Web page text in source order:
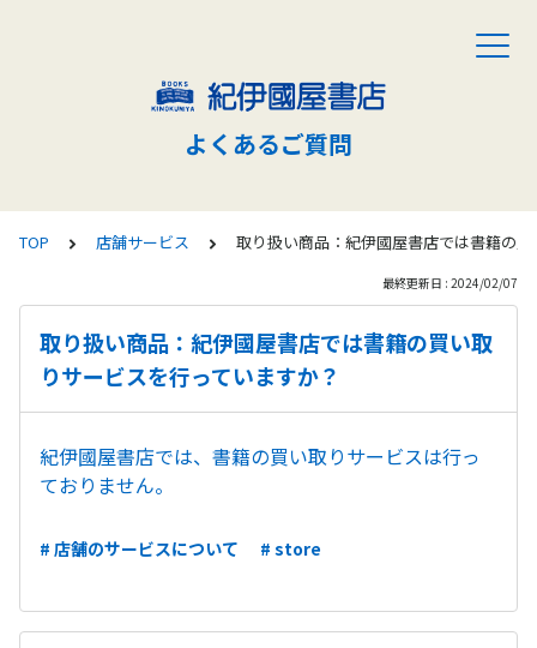
よくあるご質問
TOP 店舗サービス 取り扱い商品：紀伊國屋書店では書籍の
最終更新日 : 2024/02/07
取り扱い商品：紀伊國屋書店では書籍の買い取
りサービスを行っていますか？
紀伊國屋書店では、書籍の買い取りサービスは行っ
ておりません。
# 店舗のサービスについて # store